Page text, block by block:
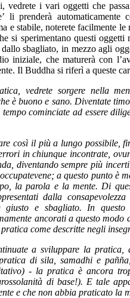
vedrete i vari oggetti che
li prenderà
e stabile, noterete facilmente
si sperimentano questi
sbagliato, in mezzo agli
iniziale, che maturerà con
Il Buddha si riferì a queste
vedrete sorgere nella
è buono e sano. Diventate
tempo cominciate ad essere
così il più a lungo possibile,
in chiunque incontrate,
diventando sempre più
a questo punto è
la parola e la mente. Di
dalla
giusto e sbagliato. In
ancorati a questo
come descritte negli
a sviluppare la pratica,
di sila, samadhi e
- la pratica è ancora
di base!). E tale
e che non abbia praticato la